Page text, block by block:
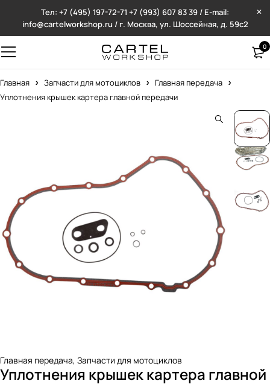
Тел: +7 (495) 197-72-71 +7 (993) 607 83 39 / E-mail:
info@cartelworkshop.ru / г. Москва, ул. Шоссейная, д. 59с2
0
Главная Запчасти для мотоциклов
Главная передача
Уплотнения крышек картера главной передачи
Главная передача, Запчасти для мотоциклов
Уплотнения крышек картера главной